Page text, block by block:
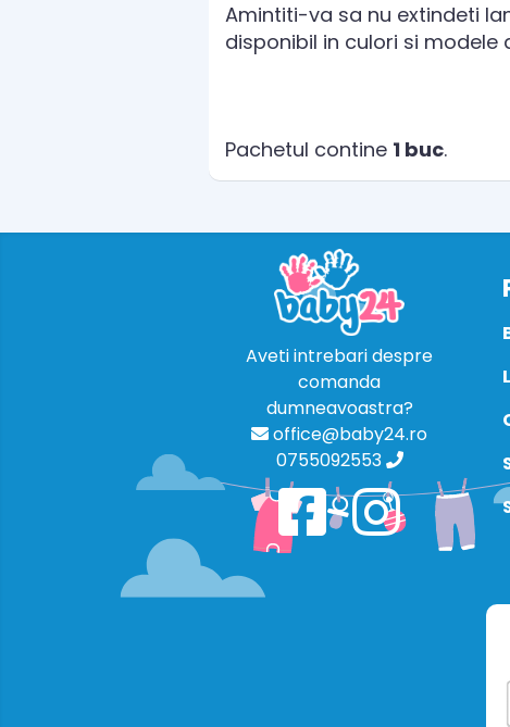
Amintiti-va sa nu extindeti
disponibil in culori si modele
Pachetul contine 1 buc.
Aveti intrebari despre
comanda
dumneavoastra?
office@baby24.ro
0755092553